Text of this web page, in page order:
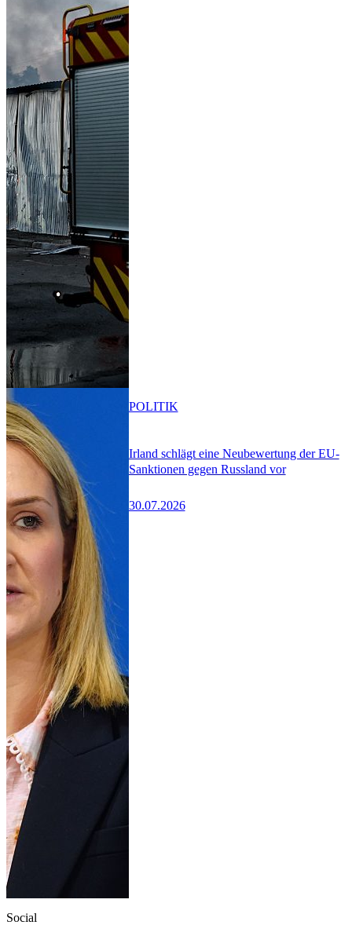
Irland schlägt eine Neubewertung der EU-
Sanktionen gegen Russland vor
30.07.2026
POLITIK
Social